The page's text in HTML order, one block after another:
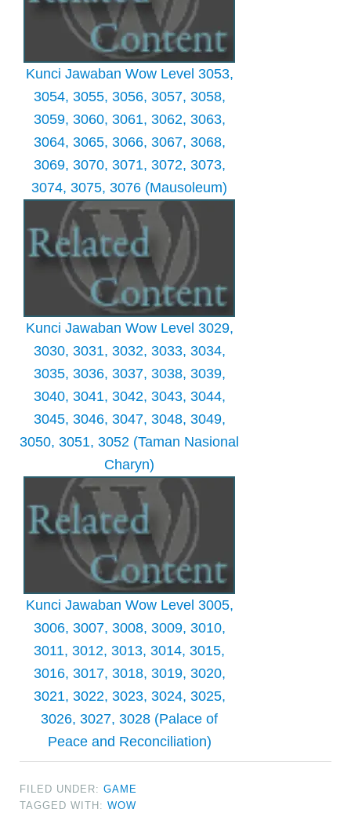
Kunci Jawaban Wow Level 3053,
3054, 3055, 3056, 3057, 3058,
3059, 3060, 3061, 3062, 3063,
3064, 3065, 3066, 3067, 3068,
3069, 3070, 3071, 3072, 3073,
3074, 3075, 3076 (Mausoleum)
Kunci Jawaban Wow Level 3029,
3030, 3031, 3032, 3033, 3034,
3035, 3036, 3037, 3038, 3039,
3040, 3041, 3042, 3043, 3044,
3045, 3046, 3047, 3048, 3049,
3050, 3051, 3052 (Taman Nasional
Charyn)
Kunci Jawaban Wow Level 3005,
3006, 3007, 3008, 3009, 3010,
3011, 3012, 3013, 3014, 3015,
3016, 3017, 3018, 3019, 3020,
3021, 3022, 3023, 3024, 3025,
3026, 3027, 3028 (Palace of
Peace and Reconciliation)
FILED UNDER:GAME
TAGGED WITH:WOW